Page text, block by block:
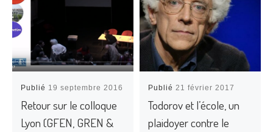
Publié 19 septembre 2016
Retour sur le colloque
Lyon (GFEN, GREN &
Publié21 février 2017
Todorov et l’école, un
plaidoyer contre le